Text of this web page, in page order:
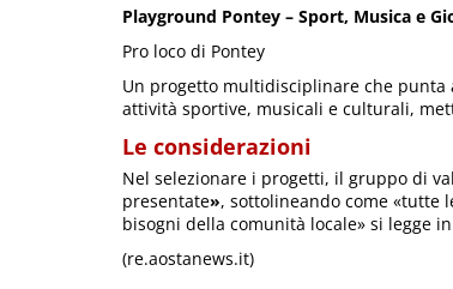
Playground Pontey – Sport, Musica e
Pro loco di Pontey
Un progetto multidisciplinare che
attività sportive, musicali e culturali,
Le considerazioni
Nel selezionare i progetti, il gruppo di
presentate», sottolineando come «tutte
bisogni della comunità locale» si legge
(re.aostanews.it)